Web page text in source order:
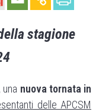
stagione
, una nuova tornata in
delle APCSM